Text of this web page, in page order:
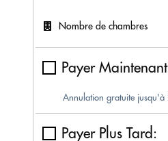
Nombre de chambres
Payer
Annulation gratuite
Payer Plus Tard: